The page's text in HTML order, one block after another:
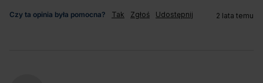
Czy ta opinia była pomocna? Tak Zgłoś Udostępnij 2 lata temu